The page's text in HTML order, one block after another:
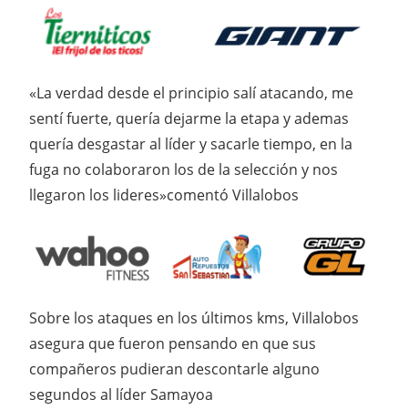
«La verdad desde el principio salí atacando, me
sentí fuerte, quería dejarme la etapa y ademas
quería desgastar al líder y sacarle tiempo, en la
fuga no colaboraron los de la selección y nos
llegaron los lideres»comentó Villalobos
Sobre los ataques en los últimos kms, Villalobos
asegura que fueron pensando en que sus
compañeros pudieran descontarle alguno
segundos al líder Samayoa